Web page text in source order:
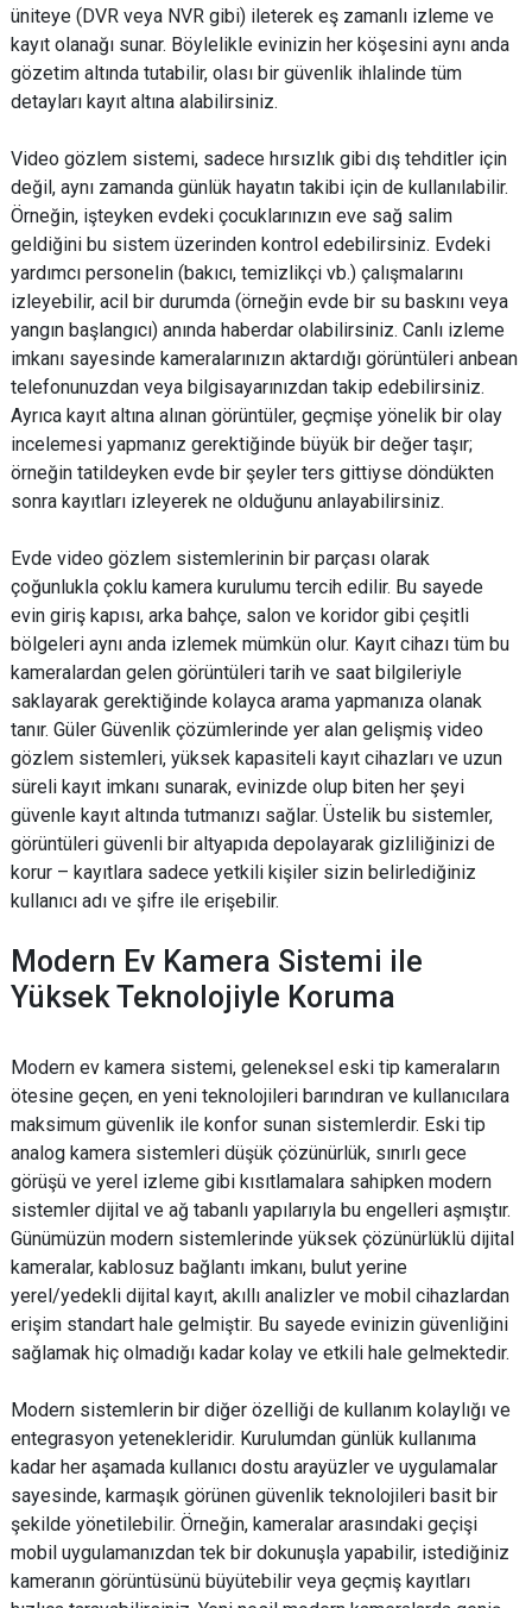
üniteye (DVR veya NVR gibi) ileterek eş zamanlı izleme ve
kayıt olanağı sunar. Böylelikle evinizin her köşesini aynı anda
gözetim altında tutabilir, olası bir güvenlik ihlalinde tüm
detayları kayıt altına alabilirsiniz.
Video gözlem sistemi, sadece hırsızlık gibi dış tehditler için
değil, aynı zamanda günlük hayatın takibi için de kullanılabilir.
Örneğin, işteyken evdeki çocuklarınızın eve sağ salim
geldiğini bu sistem üzerinden kontrol edebilirsiniz. Evdeki
yardımcı personelin (bakıcı, temizlikçi vb.) çalışmalarını
izleyebilir, acil bir durumda (örneğin evde bir su baskını veya
yangın başlangıcı) anında haberdar olabilirsiniz. Canlı izleme
imkanı sayesinde kameralarınızın aktardığı görüntüleri anbean
telefonunuzdan veya bilgisayarınızdan takip edebilirsiniz.
Ayrıca kayıt altına alınan görüntüler, geçmişe yönelik bir olay
incelemesi yapmanız gerektiğinde büyük bir değer taşır;
örneğin tatildeyken evde bir şeyler ters gittiyse döndükten
sonra kayıtları izleyerek ne olduğunu anlayabilirsiniz.
Evde video gözlem sistemlerinin bir parçası olarak
çoğunlukla çoklu kamera kurulumu tercih edilir. Bu sayede
evin giriş kapısı, arka bahçe, salon ve koridor gibi çeşitli
bölgeleri aynı anda izlemek mümkün olur. Kayıt cihazı tüm bu
kameralardan gelen görüntüleri tarih ve saat bilgileriyle
saklayarak gerektiğinde kolayca arama yapmanıza olanak
tanır. Güler Güvenlik çözümlerinde yer alan gelişmiş video
gözlem sistemleri, yüksek kapasiteli kayıt cihazları ve uzun
süreli kayıt imkanı sunarak, evinizde olup biten her şeyi
güvenle kayıt altında tutmanızı sağlar. Üstelik bu sistemler,
görüntüleri güvenli bir altyapıda depolayarak gizliliğinizi de
korur – kayıtlara sadece yetkili kişiler sizin belirlediğiniz
kullanıcı adı ve şifre ile erişebilir.
Modern Ev Kamera Sistemi ile
Yüksek Teknolojiyle Koruma
Modern ev kamera sistemi, geleneksel eski tip kameraların
ötesine geçen, en yeni teknolojileri barındıran ve kullanıcılara
maksimum güvenlik ile konfor sunan sistemlerdir. Eski tip
analog kamera sistemleri düşük çözünürlük, sınırlı gece
görüşü ve yerel izleme gibi kısıtlamalara sahipken modern
sistemler dijital ve ağ tabanlı yapılarıyla bu engelleri aşmıştır.
Günümüzün modern sistemlerinde yüksek çözünürlüklü dijital
kameralar, kablosuz bağlantı imkanı, bulut yerine
yerel/yedekli dijital kayıt, akıllı analizler ve mobil cihazlardan
erişim standart hale gelmiştir. Bu sayede evinizin güvenliğini
sağlamak hiç olmadığı kadar kolay ve etkili hale gelmektedir.
Modern sistemlerin bir diğer özelliği de kullanım kolaylığı ve
entegrasyon yetenekleridir. Kurulumdan günlük kullanıma
kadar her aşamada kullanıcı dostu arayüzler ve uygulamalar
sayesinde, karmaşık görünen güvenlik teknolojileri basit bir
şekilde yönetilebilir. Örneğin, kameralar arasındaki geçişi
mobil uygulamanızdan tek bir dokunuşla yapabilir, istediğiniz
kameranın görüntüsünü büyütebilir veya geçmiş kayıtları